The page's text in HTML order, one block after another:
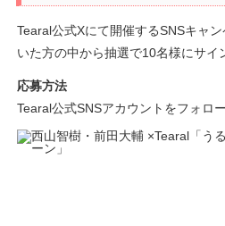
Tearal公式Xにて開催するSNSキャ
いた方の中から抽選で10名様にサイ
応募方法
Tearal公式SNSアカウントをフォロ